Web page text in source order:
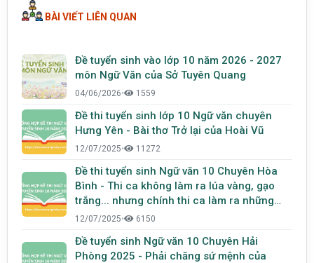
BÀI VIẾT LIÊN QUAN
Đề tuyển sinh vào lớp 10 năm 2026 - 2027
môn Ngữ Văn của Sở Tuyên Quang
04/06/2026• 1559
Đề thi tuyển sinh lớp 10 Ngữ văn chuyên
Hưng Yên - Bài thơ Trở lại của Hoài Vũ
12/07/2025• 11272
Đề thi tuyển sinh Ngữ văn 10 Chuyên Hòa
Bình - Thi ca không làm ra lúa vàng, gạo
trắng... nhưng chính thi ca làm ra những
giấc mơ cho con người
12/07/2025• 6150
Đề tuyển sinh Ngữ văn 10 Chuyên Hải
Phòng 2025 - Phải chăng sứ mệnh của